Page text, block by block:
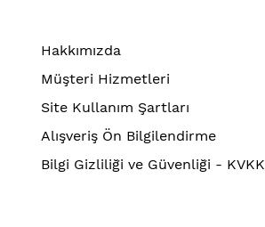
Hakkımızda
Müşteri Hizmetleri
Site Kullanım Şartları
Alışveriş Ön Bilgilendirme
Bilgi Gizliliği ve Güvenliği - KVKK